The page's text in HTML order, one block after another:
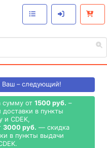
Ваш – следующий!
сумму от 1500 руб. –
в пункты
и CDEK,
3000 руб. — скидка
в пункты выдачи